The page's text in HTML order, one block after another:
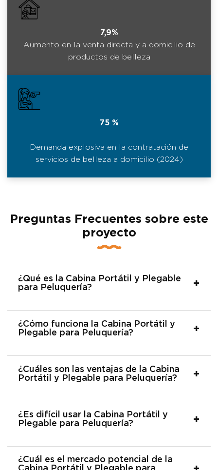
7,9%
Aumento en la venta directa y a domicilio de
productos de belleza
75 %
Demanda explosiva en la contratación de
servicios de belleza a domicilio (2024)
Preguntas Frecuentes sobre este
proyecto
¿Qué es la Cabina Portátil y Plegable
para Peluquería?
¿Cómo funciona la Cabina Portátil y
Plegable para Peluquería?
¿Cuáles son las ventajas de la Cabina
Portátil y Plegable para Peluquería?
¿Es difícil usar la Cabina Portátil y
Plegable para Peluquería?
¿Cuál es el mercado potencial de la